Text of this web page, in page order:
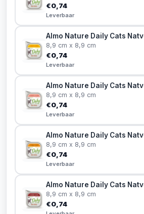
€0,74
Leverbaar
Almo Nature Daily Cats
8,9 cm x 8,9 cm
€0,74
Leverbaar
Almo Nature Daily Cats
8,9 cm x 8,9 cm
€0,74
Leverbaar
Almo Nature Daily Cats
8,9 cm x 8,9 cm
€0,74
Leverbaar
Almo Nature Daily Cats
8,9 cm x 8,9 cm
€0,74